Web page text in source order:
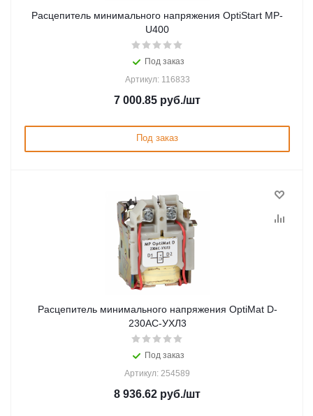
Расцепитель минимального напряжения OptiStart MP-
U400
Под заказ
Артикул: 116833
7 000.85 руб./шт
Под заказ
Расцепитель минимального напряжения OptiMat D-
230AC-УХЛ3
Под заказ
Артикул: 254589
8 936.62 руб./шт